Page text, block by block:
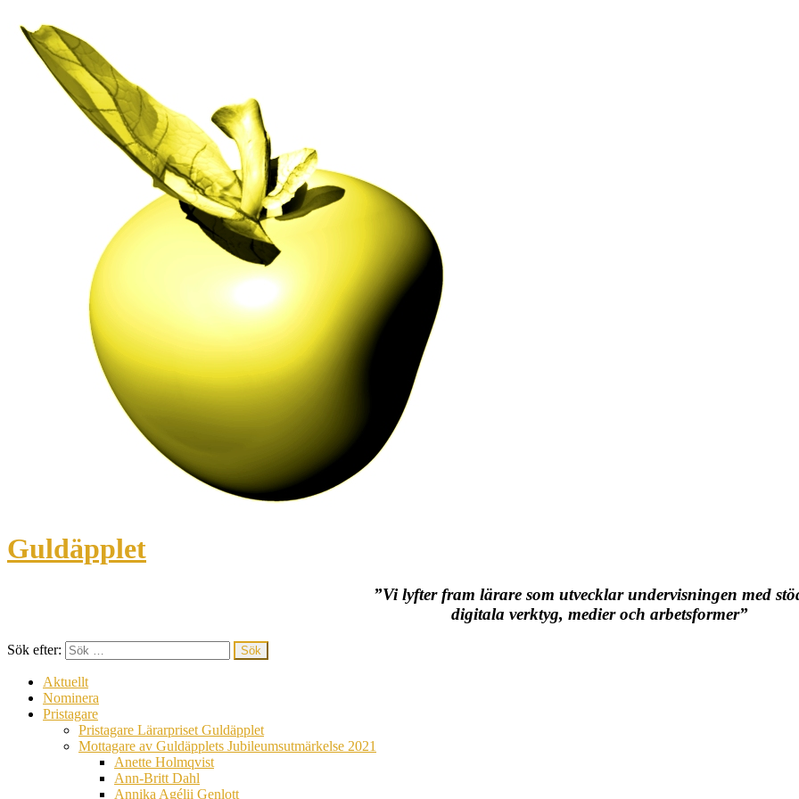
Guldäpplet
”Vi lyfter fram lärare som utvecklar undervisningen med
digitala verktyg, medier och arbetsformer”
Sök efter:
Aktuellt
Nominera
Pristagare
Pristagare Lärarpriset Guldäpplet
Mottagare av Guldäpplets Jubileumsutmärkelse 2021
Anette Holmqvist
Ann-Britt Dahl
Annika Agélii Genlott